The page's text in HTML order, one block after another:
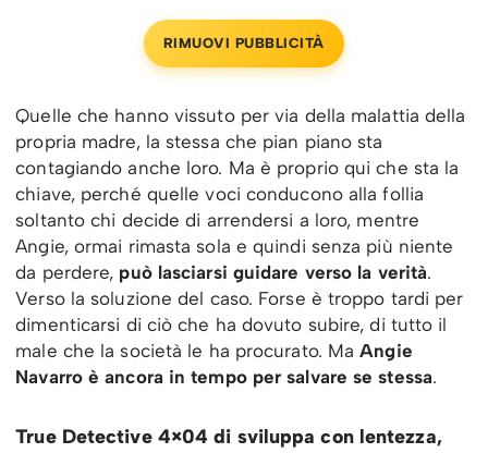
RIMUOVI PUBBLICITÀ
Quelle che hanno vissuto per via della malattia della
propria madre, la stessa che pian piano sta
contagiando anche loro. Ma è proprio qui che sta la
chiave, perché quelle voci conducono alla follia
soltanto chi decide di arrendersi a loro, mentre
Angie, ormai rimasta sola e quindi senza più niente
da perdere, può lasciarsi guidare verso la verità.
Verso la soluzione del caso. Forse è troppo tardi per
dimenticarsi di ciò che ha dovuto subire, di tutto il
male che la società le ha procurato. MaAngie
Navarro è ancora in tempo per salvare se stessa.
True Detective 4×04 di sviluppa con lentezza,